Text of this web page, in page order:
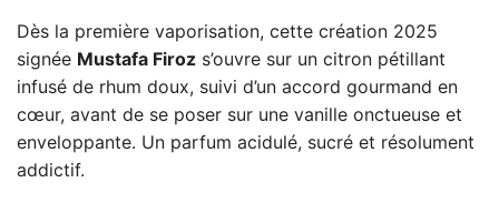
Dès la première vaporisation, cette création 2025
signée Mustafa Firoz s’ouvre sur un citron pétillant
infusé de rhum doux, suivi d’un accord gourmand en
cœur, avant de se poser sur une vanille onctueuse et
enveloppante. Un parfum acidulé, sucré et résolument
addictif.